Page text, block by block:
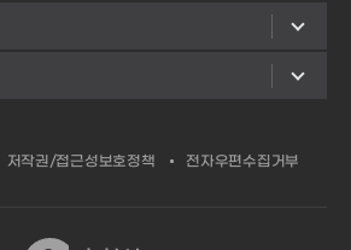
저작권/접근성보호정책 전자우편수집거부